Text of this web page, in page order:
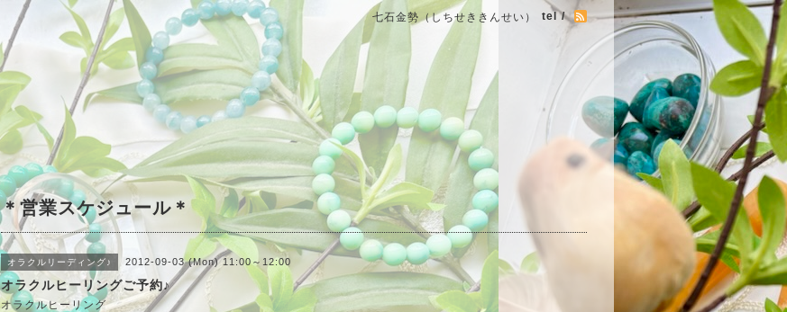
七石金勢（しちせききんせい） tel /
＊営業スケジュール＊
オラクルリーディング♪ 2012-09-03 (Mon) 11:00～12:00
オラクルヒーリングご予約♪
オラクルヒーリング